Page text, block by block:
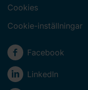
Cookies
Cookie-inställningar
Sociala medier
Facebook
LinkedIn